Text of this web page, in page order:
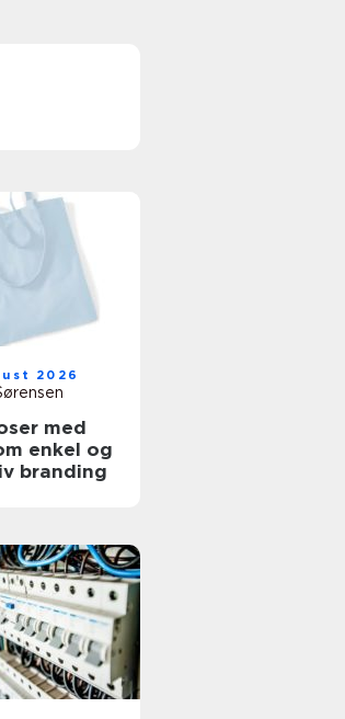
2026
med
enkel og
branding